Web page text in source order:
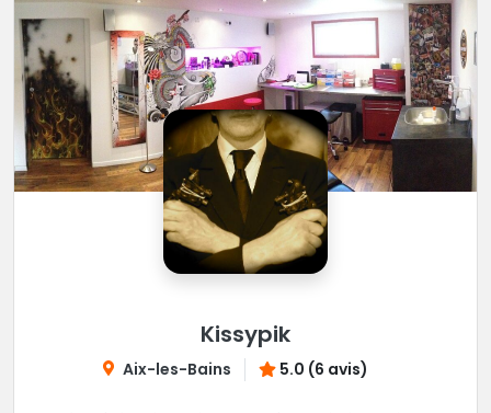
Kissypik
Aix-les-Bains 5.0 (6 avis)